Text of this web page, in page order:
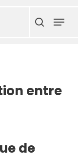
search
Menu
entre
de